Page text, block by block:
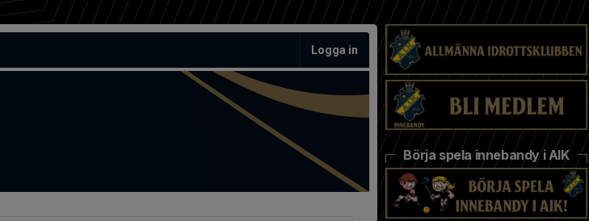
Logga in
Börja spela innebandy i AIK